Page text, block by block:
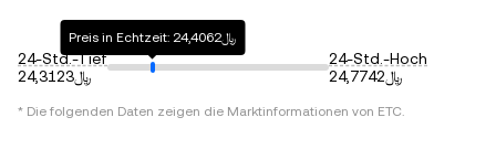
24-Std.-Tief
﷼24,3123
Preis in Echtzeit: ﷼24,4062
24-Std.-Hoch
﷼24,7742
* Die folgenden Daten zeigen die Marktinformationen von ETC.